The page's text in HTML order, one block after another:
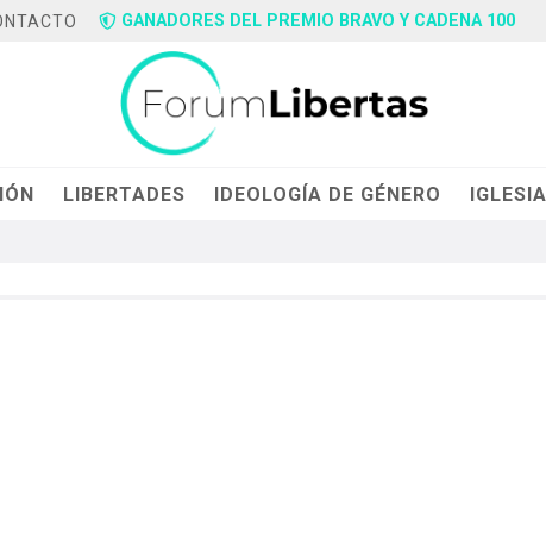
GANADORES DEL PREMIO BRAVO Y CADENA 100
LIBERTADES IDEOLOGÍA DE GÉNERO IGLESIA